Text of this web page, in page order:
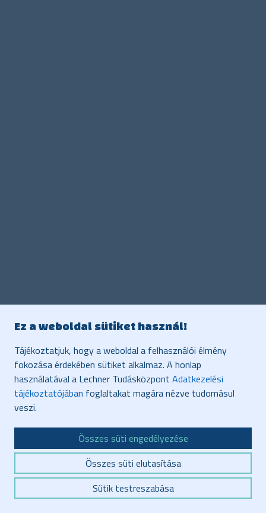
Ez a weboldal sütiket használ!
Tájékoztatjuk, hogy a weboldal a felhasználói élmény
fokozása érdekében sütiket alkalmaz. A honlap
használatával a Lechner Tudásközpont Adatkezelési
tájékoztatójában foglaltakat magára nézve tudomásul
veszi.
Összes süti engedélyezése
Összes süti elutasítása
Sütik testreszabása